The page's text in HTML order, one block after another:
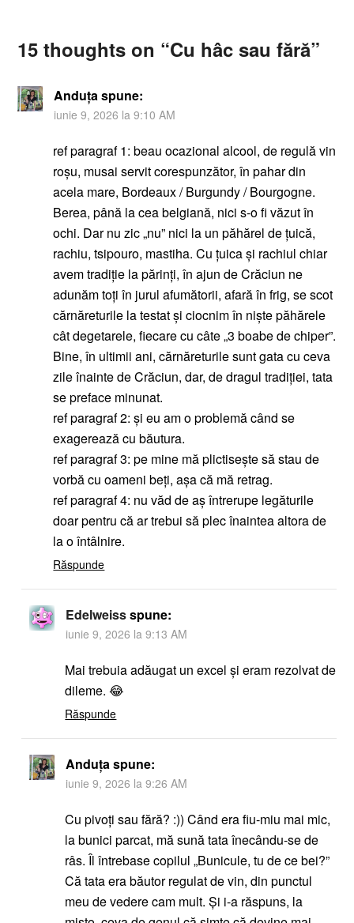
15 thoughts on “Cu hâc sau fără”
Anduțaspune:
iunie 9, 2026 la 9:10 AM
ref paragraf 1: beau ocazional alcool, de regulă vin
roșu, musai servit corespunzător, în pahar din
acela mare, Bordeaux / Burgundy / Bourgogne.
Berea, până la cea belgiană, nici s-o fi văzut în
ochi. Dar nu zic „nu” nici la un păhărel de țuică,
rachiu, tsipouro, mastiha. Cu țuica și rachiul chiar
avem tradiție la părinți, în ajun de Crăciun ne
adunăm toți în jurul afumătorii, afară în frig, se scot
cărnăreturile la testat și ciocnim în niște păhărele
cât degetarele, fiecare cu câte „3 boabe de chiper”.
Bine, în ultimii ani, cărnăreturile sunt gata cu ceva
zile înainte de Crăciun, dar, de dragul tradiției, tata
se preface minunat.
ref paragraf 2: și eu am o problemă când se
exagerează cu băutura.
ref paragraf 3: pe mine mă plictisește să stau de
vorbă cu oameni beți, așa că mă retrag.
ref paragraf 4: nu văd de aș întrerupe legăturile
doar pentru că ar trebui să plec înaintea altora de
la o întâlnire.
Răspunde
Edelweissspune:
iunie 9, 2026 la 9:13 AM
Mai trebuia adăugat un excel și eram rezolvat de
dileme. 😂
Răspunde
Anduțaspune:
iunie 9, 2026 la 9:26 AM
Cu pivoți sau fără? :)) Când era fiu-miu mai mic,
la bunici parcat, mă sună tata înecându-se de
râs. Îl întrebase copilul „Bunicule, tu de ce bei?”
Că tata era băutor regulat de vin, din punctul
meu de vedere cam mult. Și i-a răspuns, la